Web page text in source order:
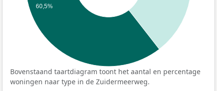
60,5%
Bovenstaand taartdiagram toont het aantal en percentage
woningen naar type in de Zuidermeerweg.